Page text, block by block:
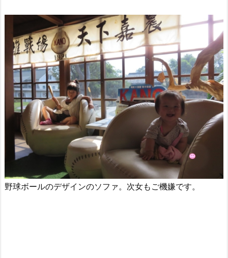
野球ボールのデザインのソファ。次女もご機嫌です。